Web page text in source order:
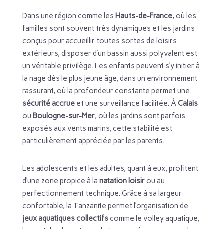
Dans une région comme les Hauts-de-France, où les
familles sont souvent très dynamiques et les jardins
conçus pour accueillir toutes sortes de loisirs
extérieurs, disposer d’un bassin aussi polyvalent est
un véritable privilège. Les enfants peuvent s’y initier à
la nage dès le plus jeune âge, dans un environnement
rassurant, où la profondeur constante permet une
sécurité accrueet une surveillance facilitée. ÀCalais
ou Boulogne-sur-Mer, où les jardins sont parfois
exposés aux vents marins, cette stabilité est
particulièrement appréciée par les parents.
Les adolescents et les adultes, quant à eux, profitent
d’une zone propice à la natation loisirou au
perfectionnement technique. Grâce à sa largeur
confortable, la Tanzanite permet l’organisation de
jeux aquatiques collectifscomme le volley aquatique,